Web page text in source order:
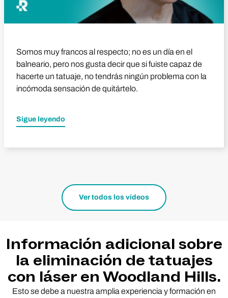
Somos muy francos al respecto; no es un día en el
balneario, pero nos gusta decir que si fuiste capaz de
hacerte un tatuaje, no tendrás ningún problema con la
incómoda sensación de quitártelo.
Sigue leyendo
Ver todos los vídeos
Información adicional sobre
la eliminación de tatuajes
con láser en Woodland Hills.
Esto se debe a nuestra amplia experiencia y formación en